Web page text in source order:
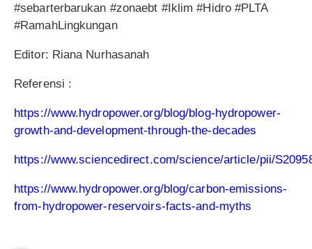
#sebarterbarukan #zonaebt #Iklim #Hidro #PLTA
#RamahLingkungan
Editor: Riana Nurhasanah
Referensi :
https://www.hydropower.org/blog/blog-hydropower-
growth-and-development-through-the-decades
https://www.sciencedirect.com/science/article/pii/
https://www.hydropower.org/blog/carbon-emissions-
from-hydropower-reservoirs-facts-and-myths